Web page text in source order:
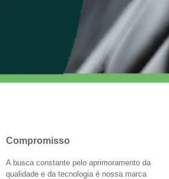
Compromisso
A busca constante pelo aprimoramento da
qualidade e da tecnologia é nossa marca